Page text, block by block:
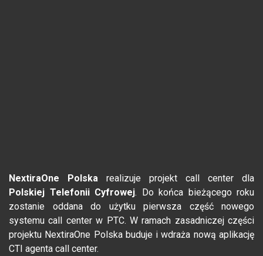
NextiraOne Polska realizuje projekt call center dla
Polskiej Telefonii Cyfrowej. Do końca bieżącego roku
zostanie oddana do użytku pierwsza część nowego
systemu call center w PTC. W ramach zasadniczej części
projektu NextiraOne Polska buduje i wdraża nową aplikację
CTI agenta call center.